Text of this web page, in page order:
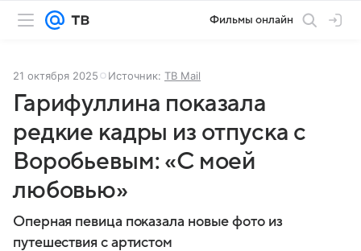
Фильмы онлайн
21 октября 2025 Источник: ТВ Mail
Гарифуллина показала
редкие кадры из отпуска с
Воробьевым: «С моей
любовью»
Оперная певица показала новые фото из
путешествия с артистом